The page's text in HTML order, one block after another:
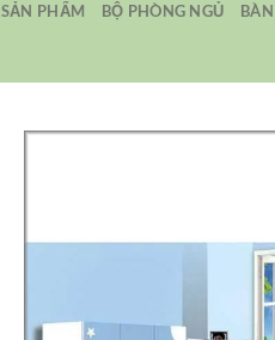
SẢN PHẨM BỘ PHÒNG NGỦ